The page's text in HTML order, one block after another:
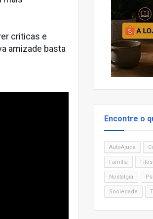
criticas e
amizade basta
Encontre o
AutoAjuda
Família
Nostalgia
Sociedade